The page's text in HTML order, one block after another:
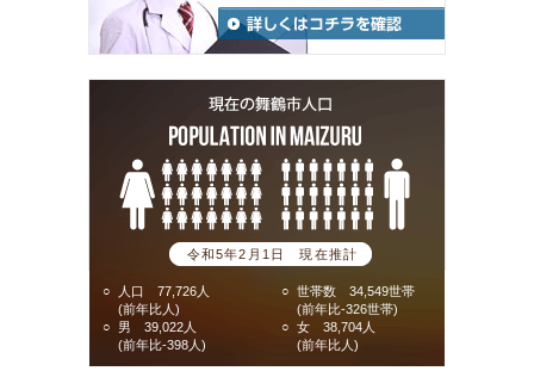
令和5年2月1日 現在推計
○
人口 77,726人
(前年比人)
○
男 39,022人
(前年比-398人)
○ 世帯数 34,549世帯
(前年比-326世帯)
○ 女 38,704人
(前年比人)